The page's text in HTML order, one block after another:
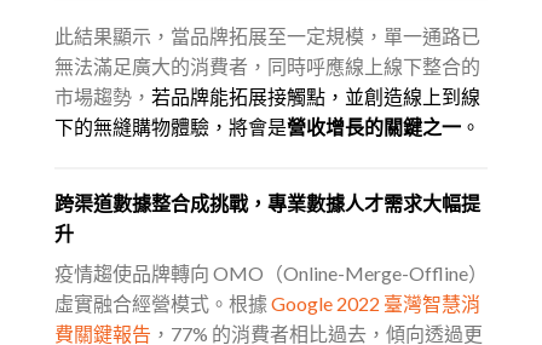
此結果顯示，當品牌拓展至一定規模，單一通路已
無法滿足廣大的消費者，同時呼應線上線下整合的
市場趨勢， 若品牌能拓展接觸點，並創造線上到線
下的無縫購物體驗，將會是營收增長的關鍵之一 。
跨渠道數據整合成挑戰，專業數據人才需求大幅提
升
疫情趨使品牌轉向 OMO（Online-Merge-Offline）
虛實融合經營模式。根據 Google 2022 臺灣智慧消
費關鍵報告 ，77% 的消費者相比過去，傾向透過更